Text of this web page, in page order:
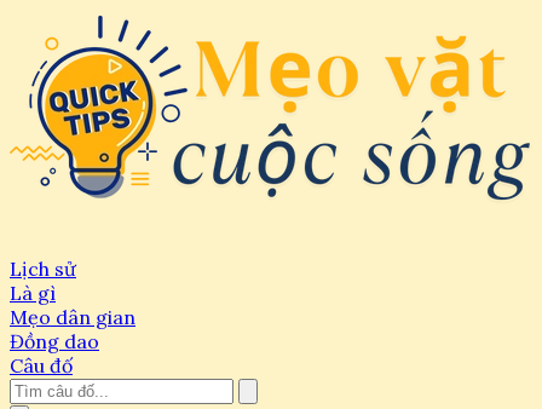
Lịch sử
Là gì
Mẹo dân gian
Đồng dao
Câu đố